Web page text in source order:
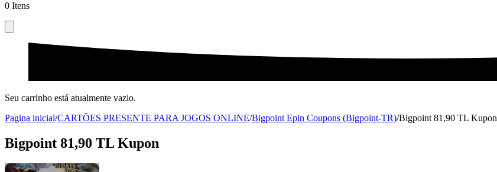
0 Itens
Seu carrinho está atualmente vazio.
Pagina inicial/CARTÕES PRESENTE PARA JOGOS ONLINE/Bigpoint Epin Coupons (Bigpoint-TR)/Bigpoint 81,90 TL Kupon
Bigpoint 81,90 TL Kupon